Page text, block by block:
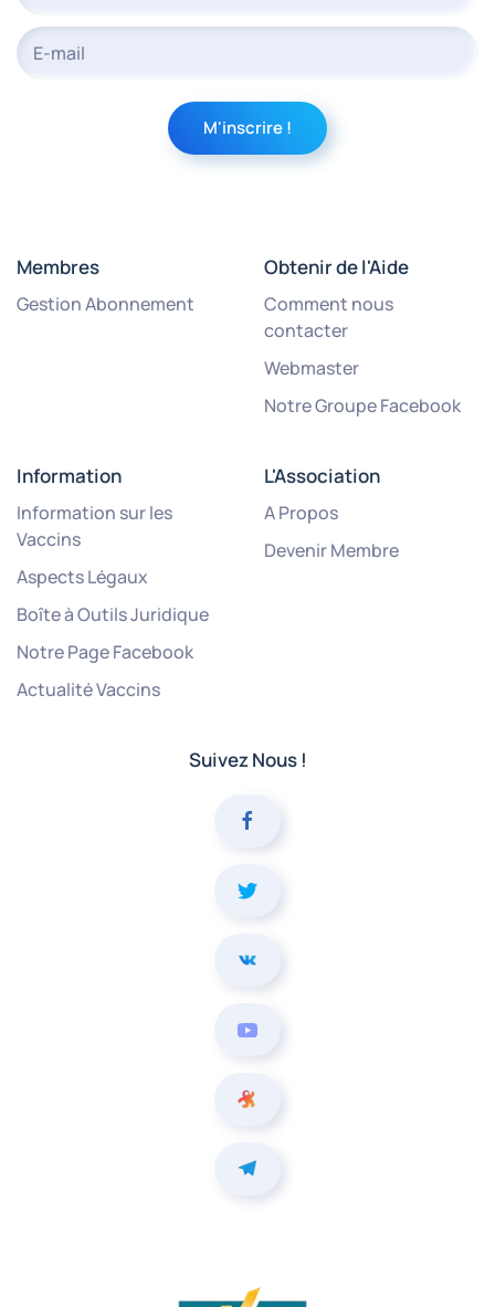
Membres
Gestion Abonnement
Obtenir de l'Aide
Comment nous
contacter
Webmaster
Notre Groupe Facebook
Information
Information sur les
Vaccins
Aspects Légaux
Boîte à Outils Juridique
Notre Page Facebook
Actualité Vaccins
L'Association
A Propos
Devenir Membre
Suivez Nous !